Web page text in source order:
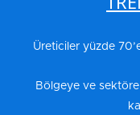
Üreticiler yüzde
Bölgeye ve